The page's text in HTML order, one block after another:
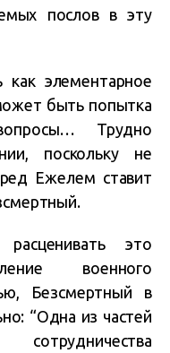
послов в эту
как элементарное
быть попытка
Трудно
поскольку не
Ежелем ставит
это
военного
Безсмертный в
“Одна из частей
сотрудничества